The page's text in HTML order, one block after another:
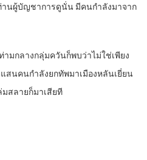
นผู้บัญชาการดูนั่น มีคนกำลังมาจาก
ามกลางกลุ่มควันก็พบว่าไม่ใช่เพียง
สนคนกำลังยกทัพมาเมืองหลันเยี่ยน
สลายก็มาเสียที